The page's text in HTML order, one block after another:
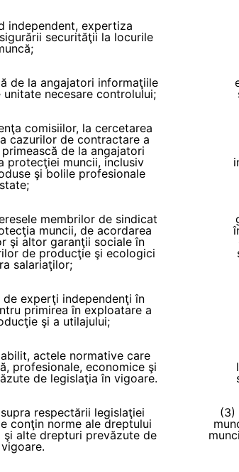
independent, expertiza
securităţii la locurile
de la angajatori informaţiile
necesare controlului;
comisiilor, la cercetarea
cazurilor de contractare a
de la angajatori
protecţiei muncii, inclusiv
şi bolile profesionale
membrilor de sindicat
muncii, de acordarea
şi altor garanţii sociale în
de producţie şi ecologici
salariaţilor;
experţi independenţi în
primirea în exploatare a
şi a utilajului;
actele normative care
profesionale, economice şi
de legislaţia în vigoare.
respectării legislaţiei
conţin norme ale dreptului
alte drepturi prevăzute de
(3)